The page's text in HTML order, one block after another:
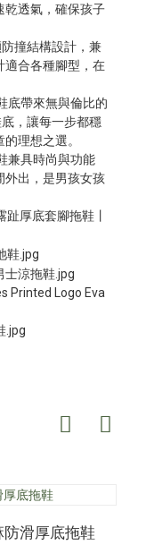
乾透氣，確保孩子
撞結構設計，兼
適合各種腳型，在
底帶來無與倫比的
，讓每一步都穩
理想之選。
兼具時尚與功能
外出，是男孩女孩
滑厚底拖鞋